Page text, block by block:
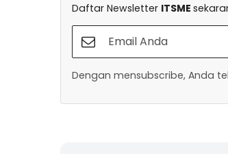
Daftar Newsletter ITSME
Dengan mensubscribe, Anda